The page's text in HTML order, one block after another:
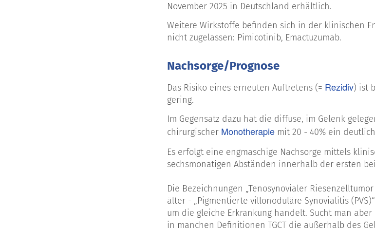
November 2025 in Deutschland erhältlich.
Weitere Wirkstoffe befinden sich in der klinischen
nicht zugelassen: Pimicotinib, Emactuzumab.
Nachsorge/Prognose
Das Risiko eines erneuten Auftretens (= Rezidiv) ist
gering.
Im Gegensatz dazu hat die diffuse, im Gelenk
chirurgischer Monotherapie mit 20 - 40% ein
Es erfolgt eine engmaschige Nachsorge mittels
sechsmonatigen Abständen innerhalb der ersten
Die Bezeichnungen „Tenosynovialer
älter - „Pigmentierte villonoduläre Synovialitis
um die gleiche Erkrankung handelt. Sucht man
in manchen Definitionen TGCT die außerhalb des